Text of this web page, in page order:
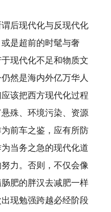
后现代化与反现代化
是超前的时髦与奢
现代化不足和物质文
然是海内外亿万华人
该把西方现代化过程
殊、环境污染、资源
前车之鉴，应有所防
当务之急的现代化道
力。否则，不仅会像
肥的胖汉去减肥一样
现勉强跨越必经阶段